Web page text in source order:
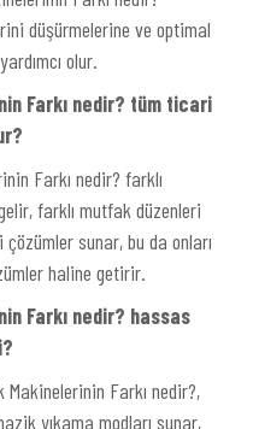
düşürmelerine ve optimal
olur.
Farkı nedir? tüm ticari
Farkı nedir? farklı
farklı mutfak düzenleri
sunar, bu da onları
haline getirir.
Farkı nedir? hassas
Farkı nedir?,
yıkama modları sunar,